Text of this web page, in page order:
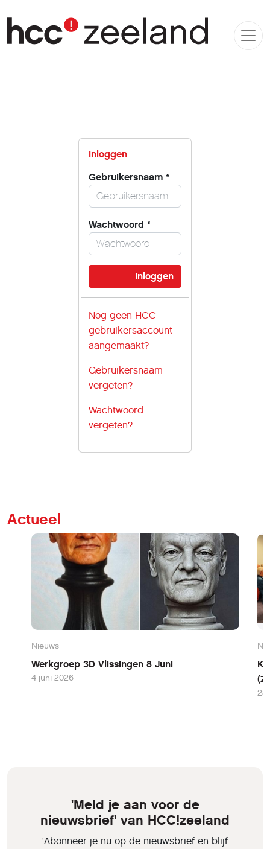
Inloggen
Gebruikersnaam *
Wachtwoord *
Nog geen HCC-
gebruikersaccount
aangemaakt?
Gebruikersnaam
vergeten?
Wachtwoord
vergeten?
Actueel
Nieuws
Werkgroep 3D Vlissingen 8 Juni
4 juni 2026
28
'Meld je aan voor de
nieuwsbrief' van HCC!zeeland
'Abonneer je nu op de nieuwsbrief en blijf